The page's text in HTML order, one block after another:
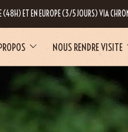
(48H) ET EN EUROPE (3/5 JOURS) VIA
NOUS RENDRE VISITE